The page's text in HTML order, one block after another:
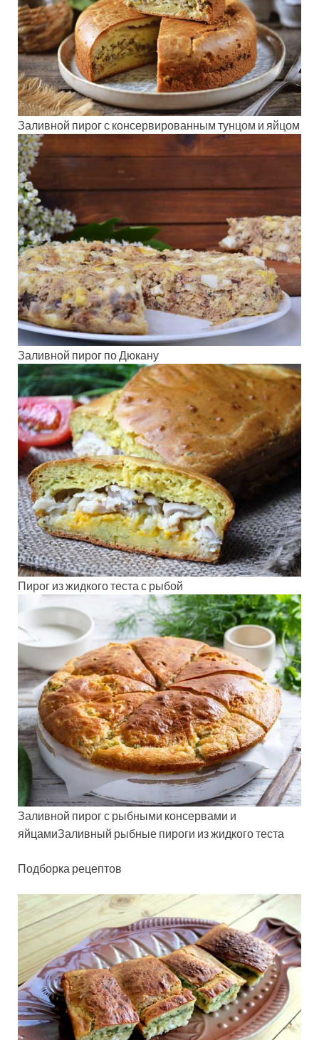
Заливной пирог с консервированным тунцом и яйцом
Заливной пирог по Дюкану
Пирог из жидкого теста с рыбой
Заливной пирог с рыбными консервами и
яйцамиЗаливный рыбные пироги из жидкого теста
Подборка рецептов